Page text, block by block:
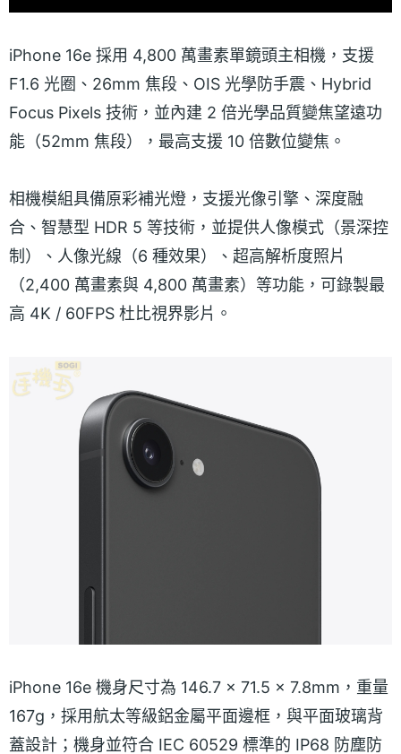
iPhone 16e 採用 4,800 萬畫素單鏡頭主相機，支援
F1.6 光圈、26mm 焦段、OIS 光學防手震、Hybrid
Focus Pixels 技術，並內建 2 倍光學品質變焦望遠功
能（52mm 焦段），最高支援 10 倍數位變焦。
相機模組具備原彩補光燈，支援光像引擎、深度融
合、智慧型 HDR 5 等技術，並提供人像模式（景深控
制）、人像光線（6 種效果）、超高解析度照片
（2,400 萬畫素與 4,800 萬畫素）等功能，可錄製最
高 4K / 60FPS 杜比視界影片。
iPhone 16e 機身尺寸為 146.7 × 71.5 × 7.8mm，重量
167g，採用航太等級鋁金屬平面邊框，與平面玻璃背
蓋設計；機身並符合 IEC 60529 標準的 IP68 防塵防